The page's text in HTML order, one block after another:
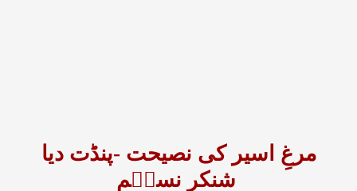
مرغِ اسیر کی نصیحت -پنڈت دیا